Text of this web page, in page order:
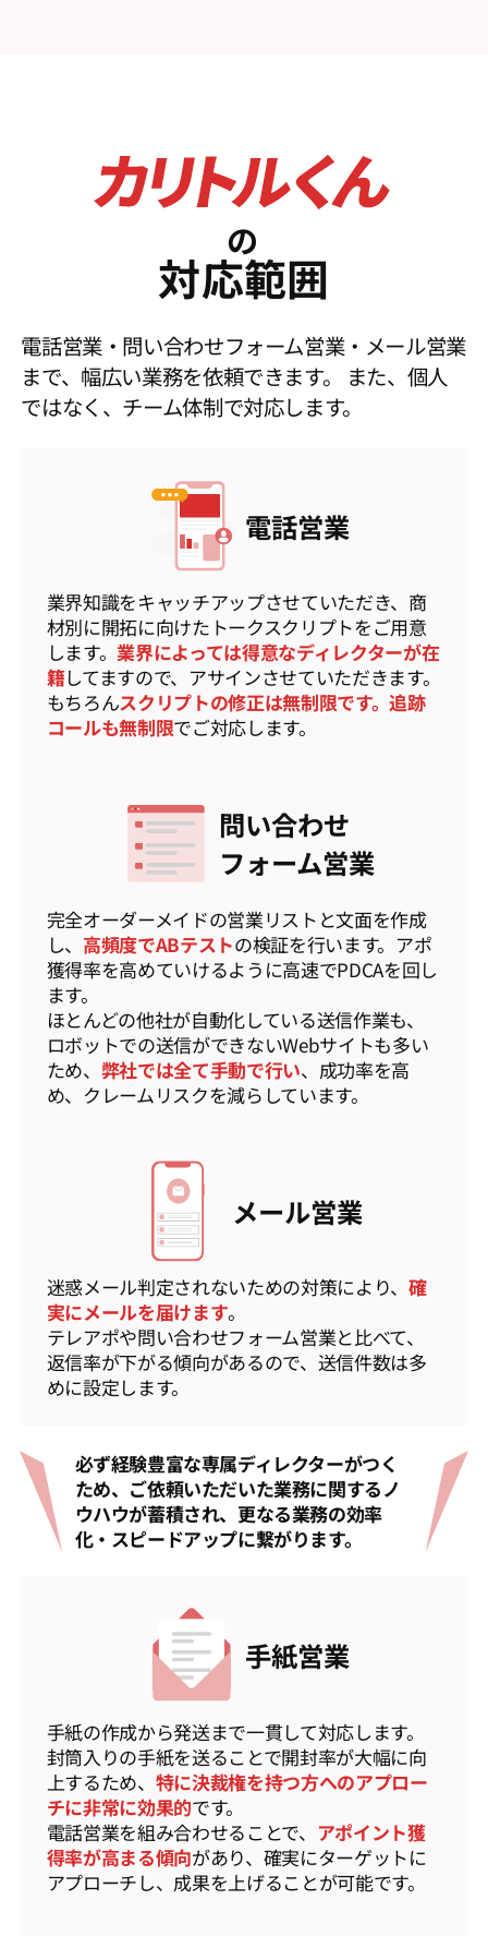
の
対応範囲
電話営業・問い合わせフォーム営業・メール営業
まで、幅広い業務を依頼できます。
また、個人
ではなく、チーム体制で対応します。
電話営業
業界知識をキャッチアップさせていただき、商
材別に開拓に向けたトークスクリプトをご用意
します。業界によっては得意なディレクターが在
籍してますので、アサインさせていただきます。
もちろんスクリプトの修正は無制限です。追跡
コールも無制限でご対応します。
問い合わせ
フォーム営業
完全オーダーメイドの営業リストと文面を作成
し、 高頻度でABテストの検証を行います。アポ
獲得率を高めていけるように高速でPDCAを回し
ます。
ほとんどの他社が自動化している送信作業も、
ロボットでの送信ができないWebサイトも多い
ため、 弊社では全て手動で行い、成功率を高
め、クレームリスクを減らしています。
メール営業
迷惑メール判定されないための対策により、 確
実にメールを届けます。
テレアポや問い合わせフォーム営業と比べて、
返信率が下がる傾向があるので、送信件数は多
めに設定します。
必ず経験豊富な専属ディレクターがつく
ため、ご依頼いただいた業務に関するノ
ウハウが蓄積され、更なる業務の効率
化・スピードアップに繋がります。
手紙営業
手紙の作成から発送まで一貫して対応します。
封筒入りの手紙を送ることで開封率が大幅に向
上するため、 特に決裁権を持つ方へのアプロー
チに非常に効果的です。
電話営業を組み合わせることで、 アポイント獲
得率が高まる傾向があり、確実にターゲットに
アプローチし、成果を上げることが可能です。